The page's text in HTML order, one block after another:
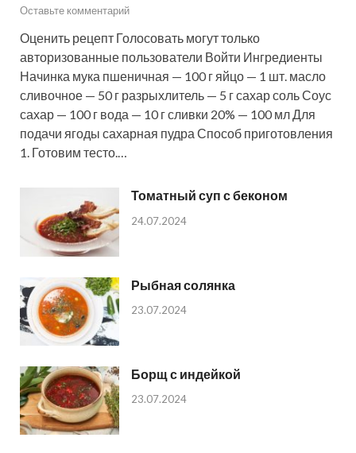
Оставьте комментарий
Оценить рецепт Голосовать могут только
авторизованные пользователи Войти Ингредиенты
Начинка мука пшеничная — 100 г яйцо — 1 шт. масло
сливочное — 50 г разрыхлитель — 5 г сахар соль Соус
сахар — 100 г вода — 10 г сливки 20% — 100 мл Для
подачи ягоды сахарная пудра Способ приготовления
1. Готовим тесто.…
Томатный суп с беконом
24.07.2024
Рыбная солянка
23.07.2024
Борщ с индейкой
23.07.2024